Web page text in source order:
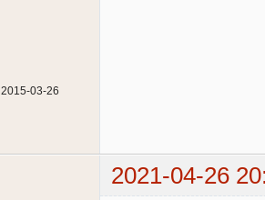
2015-03-26
2021-04-26